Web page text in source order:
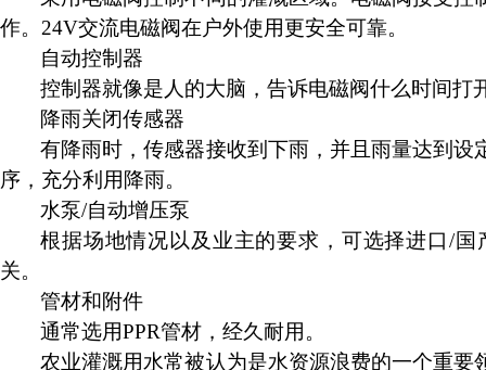
作。 24V交流电磁阀在户外使用更安全可靠。
自动控制器
控制器就像是人的大脑，告诉电磁阀什么时间打
降雨关闭传感器
有降雨时，传感器接收到下雨，并且雨量达到
序，充分利用降雨。
水泵/自动增压泵
根据场地情况以及业主的要求，可选择进口/国
关。
管材和附件
通常选用PPR管材，经久耐用。
农业灌溉用水常被认为是水资源浪费的一个重